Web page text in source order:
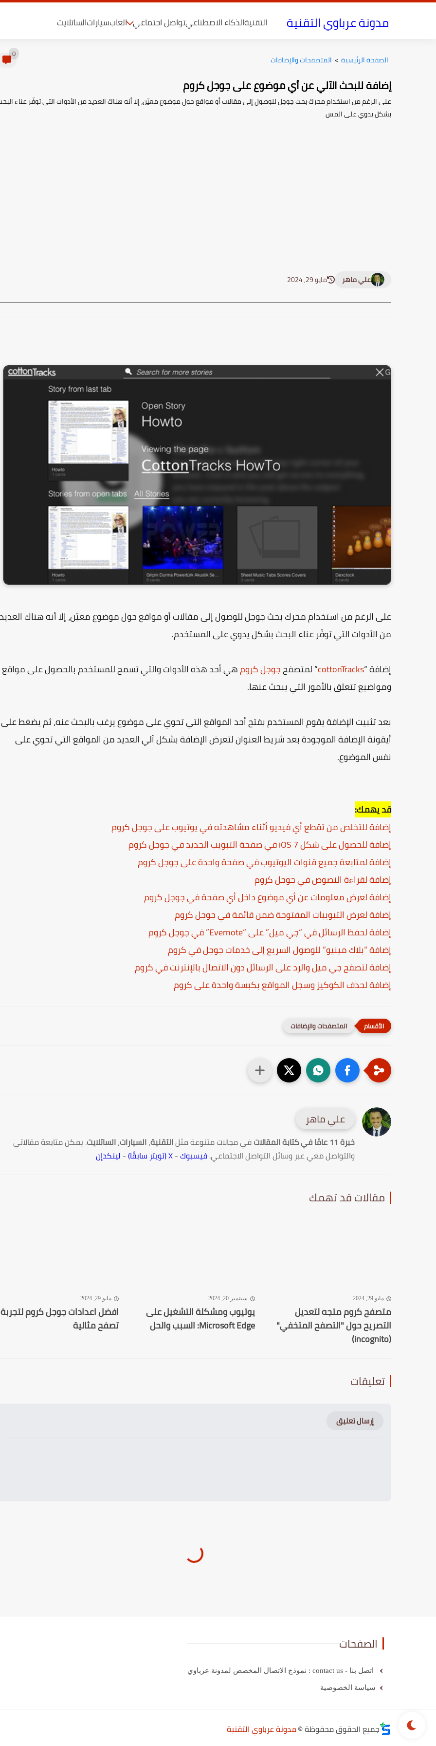
مدونة عرباوي التقنية التقنيةالذكاء الاصطناعيتواصل اجتماعي العابسياراتالساتلايت
الصفحة الرئيسية > المتصفحات والإضافات 0
إضافة للبحث الآلي عن أي موضوع على جوجل كروم
على الرغم من استخدام محرك بحث جوجل للوصول إلى مقالات أو مواقع حول موضوع معيّن، إلا أنه هناك العديد من الأدوات التي توفّر عناء
بشكل يدوي على المس
علي ماهر مايو 29, 2024
على الرغم من استخدام محرك بحث جوجل للوصول إلى مقالات أو مواقع حول موضوع معيّن، إلا أنه هناك العديد
من الأدوات التي توفّر عناء البحث بشكل يدوي على المستخدم.
إضافة “cottonTracks” لمتصفحجوجل كرومهي أحد هذه الأدوات والتي تسمح للمستخدم بالحصول على مواقع
ومواضيع تتعلق بالأمور التي يبحث عنها.
بعد تثبيت الإضافة يقوم المستخدم بفتح أحد المواقع التي تحوي على موضوع يرغب بالبحث عنه، ثم يضغط على
أيقونة الإضافة الموجودة بعد شريط العنوان لتعرض الإضافة بشكل آلي العديد من المواقع التي تحوي على
نفس الموضوع.
قد يهمك:
إضافة للتخلص من تقطع أي فيديو أثناء مشاهدته في يوتيوب على جوجل كروم
إضافة للحصول على شكل iOS 7 في صفحة التبويب الجديد في جوجل كروم
إضافة لمتابعة جميع قنوات اليوتيوب في صفحة واحدة على جوجل كروم
إضافة لقراءة النصوص في جوجل كروم
إضافة لعرض معلومات عن أي موضوع داخل أي صفحة في جوجل كروم
إضافة لعرض التبويبات المفتوحة ضمن قائمة في جوجل كروم
إضافة لحفظ الرسائل في “جي ميل” على “Evernote” في جوجل كروم
إضافة “بلاك مينيو” للوصول السريع إلى خدمات جوجل في كروم
إضافة لتصفح جي ميل والرد على الرسائل دون الاتصال بالإنترنت في كروم
إضافة لحذف الكوكيز وسجل المواقع بكبسة واحدة على كروم
المتصفحات والإضافات
علي ماهر
خبرة 11 عامًا في كتابة المقالات في مجالات متنوعة مثلالتقنية،السيارات،الساتلايت. يمكن متابعة مقالاتي
والتواصل معي عبر وسائل التواصل الاجتماعي.فيسبوك-X (تويتر سابقًا) - لينكدإن
مقالات قد تهمك
مايو 29, 2024
متصفح كروم متجه لتعديل
التصريح حول "التصفح المتخفي"
(incognito)
سبتمبر 20, 2024
يوتيوب ومشكلة التشغيل على
Microsoft Edge: السبب والحل
مايو 29, 2024
افضل اعدادات جوجل كروم لتجربة
تصفح مثالية
تعليقات
إرسال تعليق
الصفحات
اتصل بنا - contact us : نموذج الاتصال المخصص لمدونة عرباوي
سياسة الخصوصية
جميع الحقوق محفوظة ©مدونة عرباوي التقنية